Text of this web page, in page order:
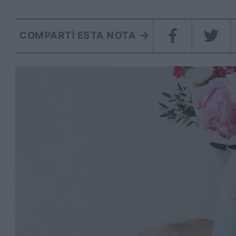
COMPARTÍ ESTA NOTA